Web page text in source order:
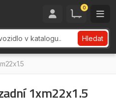
0
Hledat
1xm22x1.5